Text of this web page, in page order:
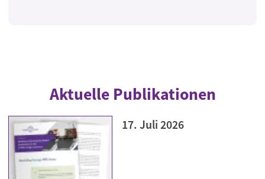
Aktuelle Publikationen
17. Juli 2026